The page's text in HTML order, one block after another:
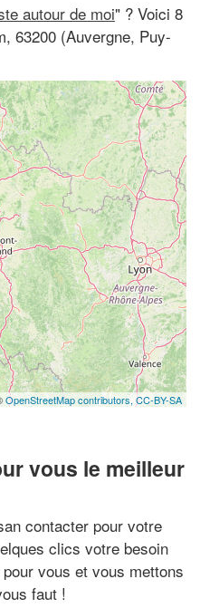
autour de moi" ? Voici 8
63200 (Auvergne, Puy-
OpenStreetMap contributors, CC-BY-SA
vous le meilleur
contacter pour votre
clics votre besoin
vous et vous mettons
faut !